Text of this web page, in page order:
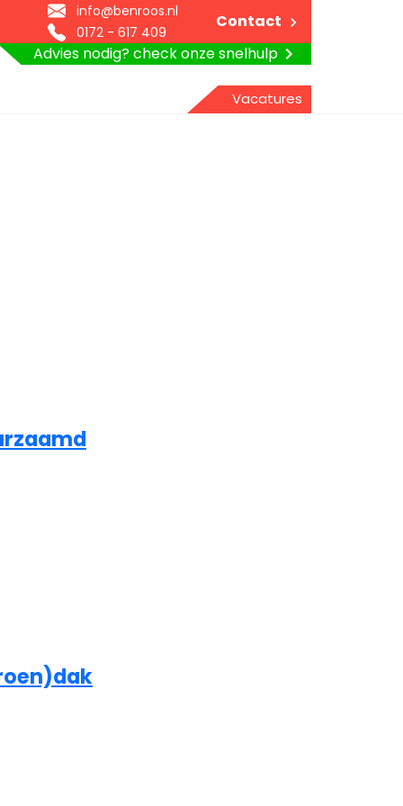
info@benroos.nl
0172 - 617 409
Contact
Advies nodig? check onze snelhulp
Vacatures